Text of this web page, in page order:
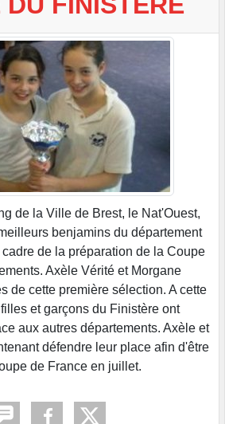
de la Ville de Brest, le Nat'Ouest,
benjamins du département
de la préparation de la Coupe
Axèle Vérité et Morgane
de cette première sélection. A cette
et garçons du Finistère ont
aux autres départements. Axèle et
défendre leur place afin d'être
de France en juillet.